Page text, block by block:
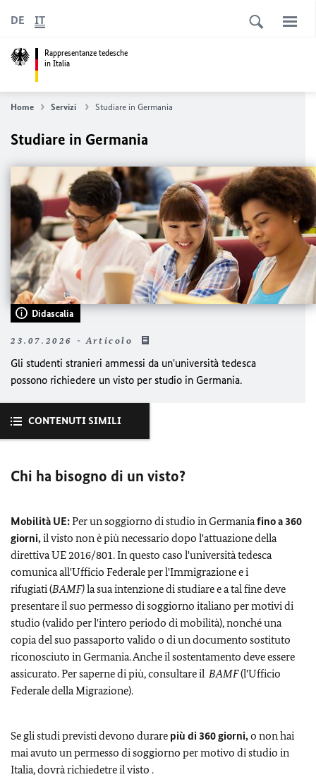
Rappresentanze tedesche
in Italia
DE IT
Home Servizi Studiare in Germania
Studiare in Germania
Didascalia
23.07.2026 - Articolo
Gli studenti stranieri ammessi da un'università tedesca
possono richiedere un visto per studio in Germania.
CONTENUTI SIMILI
Chi ha bisogno di un visto?
Mobilità UE:Per un soggiorno di studio in Germaniafino a 360
giorni, il visto non è più necessario dopo l'attuazione della
direttiva UE 2016/801. In questo caso l'università tedesca
comunica all'Ufficio Federale per l'Immigrazione e i
rifugiati (BAMF)la sua intenzione di studiare e a tal fine deve
presentare il suo permesso di soggiorno italiano per motivi di
studio (valido per l'intero periodo di mobilità), nonché una
copia del suo passaporto valido o di un documento sostituto
riconosciuto in Germania. Anche il sostentamento deve essere
assicurato. Per saperne di più, consultare il BAMF(l'Ufficio
Federale della Migrazione).
Se gli studi previsti devono durare più di 360 giorni, o non hai
mai avuto un permesso di soggiorno per motivo di studio in
Italia, dovrà richiedetre il visto .